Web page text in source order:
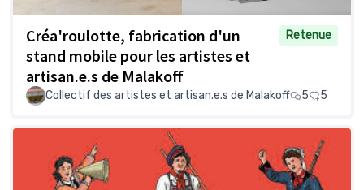
Créa'roulotte, fabrication d'un
stand mobile pour les artistes et
artisan.e.s de Malakoff
Retenue
Collectif des artistes et artisan.e.s de Malakoff 5 5